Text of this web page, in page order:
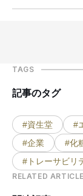
TAGS
記事のタグ
#資生堂 #
#企業
#化
#トレーサビリ
RELATED ARTICLE